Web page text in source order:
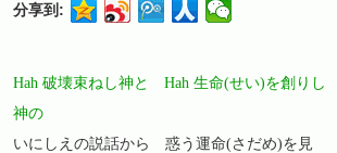
分享到:
Hah 破壊束ねし神と Hah 生命(せい)を創りし
神の
いにしえの説話から 惑う運命(さだめ)を見